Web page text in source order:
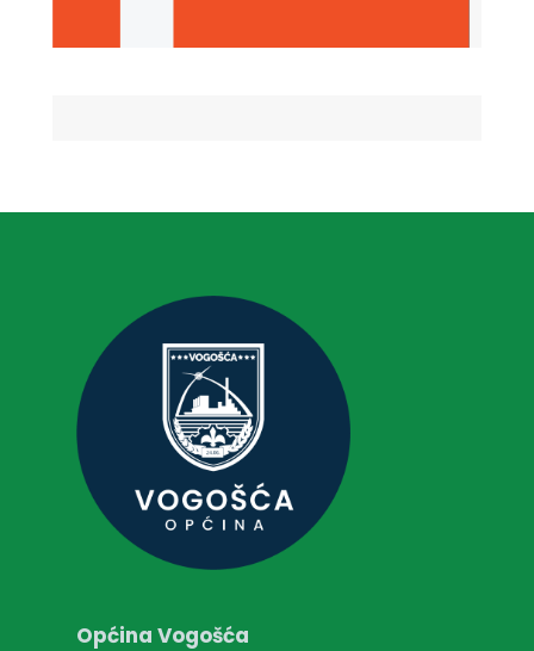
Općina Vogošća